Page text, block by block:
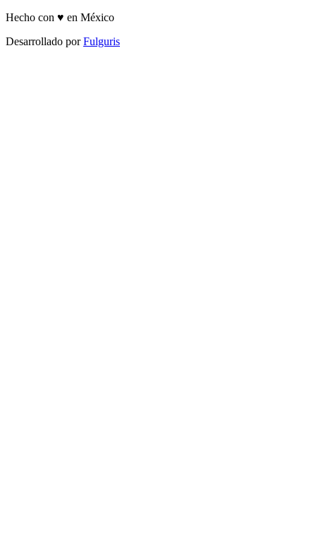
Hecho con ♥ en México
Desarrollado porFulguris